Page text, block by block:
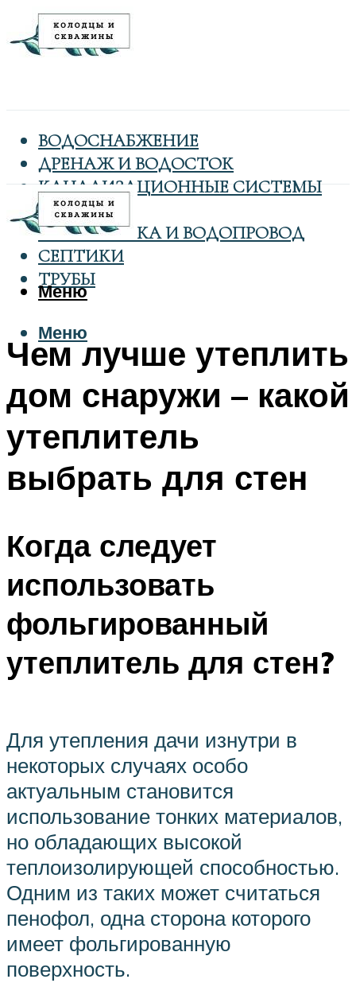
ВОДОСНАБЖЕНИЕ
ДРЕНАЖ И ВОДОСТОК
КАНАЛИЗАЦИОННЫЕ СИСТЕМЫ
КОЛОДЦЫ
САНТЕХНИКА И ВОДОПРОВОД
СЕПТИКИ
ТРУБЫ
Меню
Меню
Чем лучше утеплить
дом снаружи – какой
утеплитель
выбрать для стен
Когда следует
использовать
фольгированный
утеплитель для стен?
Для утепления дачи изнутри в
некоторых случаях особо
актуальным становится
использование тонких материалов,
но обладающих высокой
теплоизолирующей способностью.
Одним из таких может считаться
пенофол, одна сторона которого
имеет фольгированную
поверхность.